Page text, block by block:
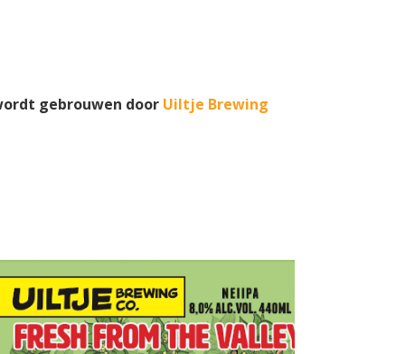
gebrouwen door Uiltje Brewing